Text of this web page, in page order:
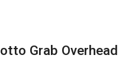
Grab Overhead